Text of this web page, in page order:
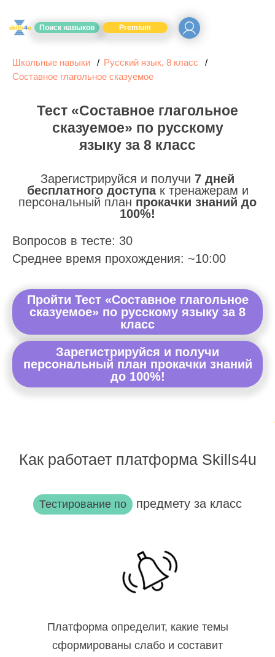
Поиск навыков Premium
Школьные навыки
Русский язык, 8 класс
Составное глагольное сказуемое
Тест «Составное глагольное
сказуемое» по русскому
языку за 8 класс
Зарегистрируйся и получи 7 дней
бесплатного доступак тренажерам и
персональный план прокачки знаний до
100%!
Вопросов в тесте: 30
Среднее время прохождения: ~10:00
Пройти Тест «Составное глагольное
сказуемое» по русскому языку за 8
класс
Зарегистрируйся и получи
персональный план прокачки знаний
до 100%!
Как работает платформа Skills4u
Тестирование по предмету за класс
Платформа определит, какие темы
сформированы слабо и составит